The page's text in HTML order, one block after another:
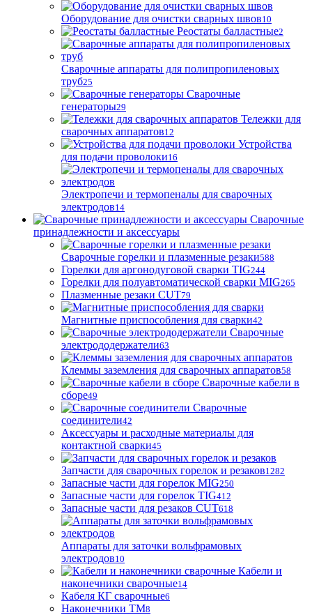
Оборудование для очистки сварных швов10
Реостаты балластные2
Сварочные аппараты для полипропиленовых
труб25
Сварочные
генераторы29
Тележки для
сварочных аппаратов12
Устройства
для подачи проволоки16
Электропечи и термопеналы для сварочных
электродов14
Сварочные
принадлежности и аксессуары
Сварочные горелки и плазменные резаки588
Горелки для аргонодуговой сварки TIG244
Горелки для полуавтоматической сварки MIG265
Плазменные резаки CUT79
Магнитные приспособления для сварки42
Сварочные
электрододержатели63
Клеммы заземления для сварочных аппаратов58
Сварочные кабели в
сборе49
Сварочные
соединители42
Аксессуары и расходные материалы для
контактной сварки45
Запчасти для сварочных горелок и резаков1282
Запасные части для горелок MIG250
Запасные части для горелок TIG412
Запасные части для резаков CUT618
Аппараты для заточки вольфрамовых
электродов10
Кабели и
наконечники сварочные14
Кабеля КГ сварочные6
Наконечники ТМ8